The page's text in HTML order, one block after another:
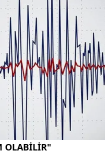
OLABİLİR"